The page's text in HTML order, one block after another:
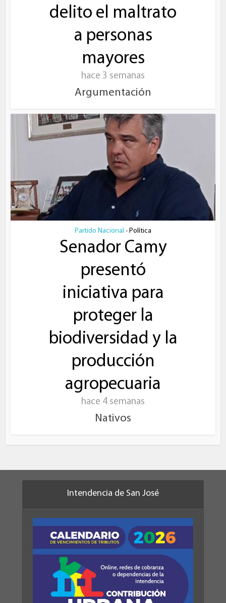
delito el maltrato
a personas
mayores
hace 3 semanas
Argumentación
Partido Nacional • Política
Senador Camy
presentó
iniciativa para
proteger la
biodiversidad y la
producción
agropecuaria
hace 4 semanas
Nativos
Intendencia de San José